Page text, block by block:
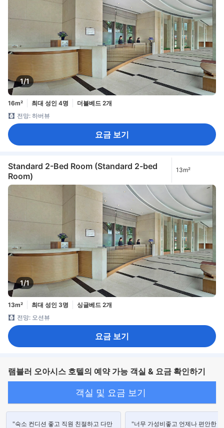
1/1
16m² 최대 성인 4명
더블베드 2개
전망: 하버뷰
요금 보기
Standard 2-Bed Room (Standard 2-bed
Room)
13m²
1/1
13m² 최대 성인 3명
싱글베드 2개
전망: 오션뷰
요금 보기
램블러 오아시스 호텔의 예약 가능 객실 & 요금 확인하기
객실 및 요금 보기
"숙소 컨디션 좋고 직원 친절하고 다만 "너무 가성비좋고 언제나 편안한